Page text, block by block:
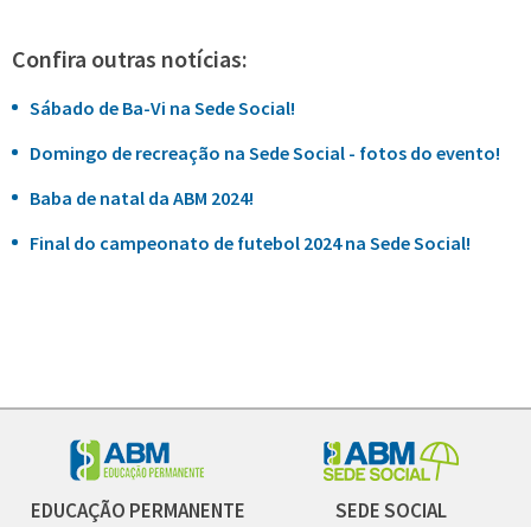
Confira outras notícias:
Sábado de Ba-Vi na Sede Social!
Domingo de recreação na Sede Social - fotos do evento!
Baba de natal da ABM 2024!
Final do campeonato de futebol 2024 na Sede Social!
EDUCAÇÃO PERMANENTE SEDE SOCIAL